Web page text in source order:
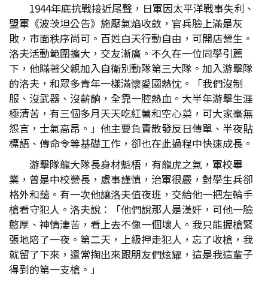
1944年底抗戰接近尾聲，日軍因太平洋戰事失利、
盟軍《波茨坦公告》施壓氣焰收斂，官兵臉上滿是灰
敗，市面秩序尚可。百姓白天行動自由，可開店營生。
洛夫活動範圍擴大，交友漸廣。不久在一位同學引薦
下，他瞞著父親加入自衛別動隊第三大隊。加入游擊隊
的洛夫，和眾多青年一樣滿懷愛國熱忱。「我們沒制
服、沒武器、沒薪餉，全靠一腔熱血。大半年游擊生涯
極清苦，有三個多月天天吃紅薯和空心菜，可大家毫無
怨言，士氣高昂。」他主要負責散發反日傳單、半夜貼
標語、傳命令等基礎工作，卻也在此過程中快速成長。
游擊隊龍大隊長身材魁梧，有龍虎之氣，軍校畢
業，曾是中校營長，處事謹慎，治軍很嚴，對學生兵卻
格外和藹。有一次他讓洛夫值夜班，交給他一把左輪手
槍看守犯人。洛夫說：「他們說那人是漢奸，可他一臉
憨厚、神情淒苦，看上去不像一個壞人。我只能握槍緊
張地陪了一夜。第二天，上級押走犯人，忘了收槍，我
就留了下來，還常掏出來跟朋友們炫耀，這是我這輩子
得到的第一支槍。」